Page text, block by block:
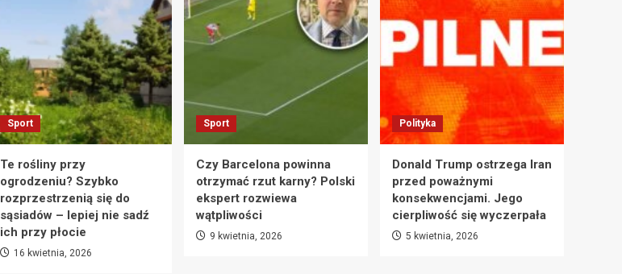
Sport
Te rośliny przy
ogrodzeniu? Szybko
rozprzestrzenią się do
sąsiadów – lepiej nie sadź
ich przy płocie
16 kwietnia, 2026
Sport
Czy Barcelona powinna
otrzymać rzut karny? Polski
ekspert rozwiewa
wątpliwości
9 kwietnia, 2026
Polityka
Donald Trump ostrzega Iran
przed poważnymi
konsekwencjami. Jego
cierpliwość się wyczerpała
5 kwietnia, 2026